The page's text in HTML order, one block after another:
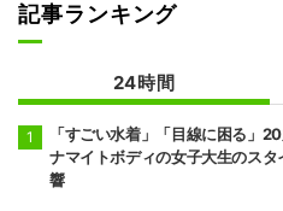
記事ランキング
24時間
「すごい水着」「目線に困る」
ナマイトボディの女子大生のスタ
響